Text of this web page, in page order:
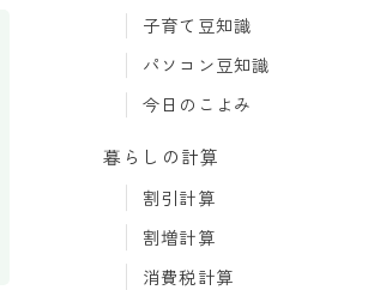
子育て豆知識
パソコン豆知識
今日のこよみ
暮らしの計算
割引計算
割増計算
消費税計算